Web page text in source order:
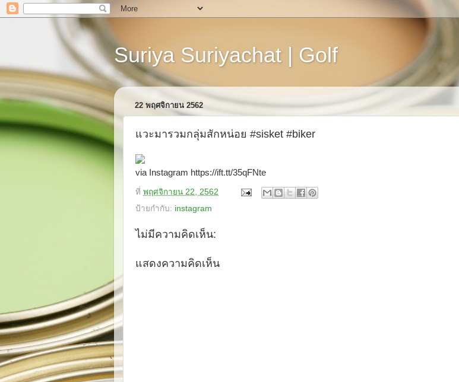
Suriya Suriyachat | Golf
22 พฤศจิกายน 2562
แวะมารวมกลุ่มสักหน่อย #sisket #biker
via Instagram https://ift.tt/35qFNte
ที่ พฤศจิกายน 22, 2562
ป้ายกำกับ: instagram
ไม่มีความคิดเห็น:
แสดงความคิดเห็น